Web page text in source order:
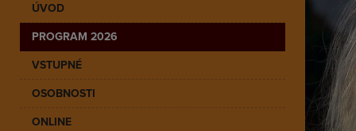
ÚVOD
PROGRAM 2026
VSTUPNÉ
OSOBNOSTI
ONLINE